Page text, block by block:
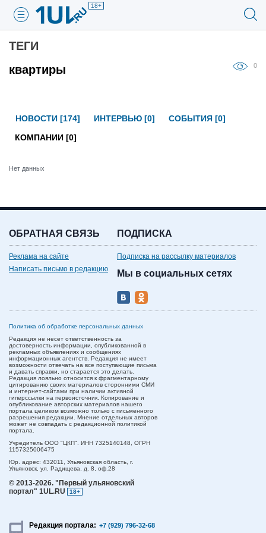
18+
ТЕГИ
квартиры
0
НОВОСТИ [174] ИНТЕРВЬЮ [0]
СОБЫТИЯ [0]
КОМПАНИИ [0]
Нет данных
ОБРАТНАЯ СВЯЗЬ
Реклама на сайте
Написать письмо в редакцию
ПОДПИСКА
Подписка на рассылку материалов
Мы в социальных сетях
Политика об обработке персональных данных
Редакция не несет ответственность за
достоверность информации, опубликованной в
рекламных объявлениях и сообщениях
информационных агентств. Редакция не имеет
возможности отвечать на все поступающие письма
и давать справки, но старается это делать.
Редакция лояльно относится к фрагментарному
цитированию своих материалов сторонними СМИ
и интернет-сайтами при наличии активной
гиперссылки на первоисточник. Копирование и
опубликование авторских материалов нашего
портала целиком возможно только с письменного
разрешения редакции. Мнение отдельных авторов
может не совпадать с редакционной политикой
портала.
Учредитель ООО "ЦКП". ИНН 7325140148, ОГРН
1157325006475
Юр. адрес: 432011, Ульяновская область, г.
Ульяновск, ул. Радищева, д. 8, оф.28
© 2013-2026. "Первый ульяновский
портал" 1UL.RU
18+
Редакция портала: +7 (929) 796-32-68